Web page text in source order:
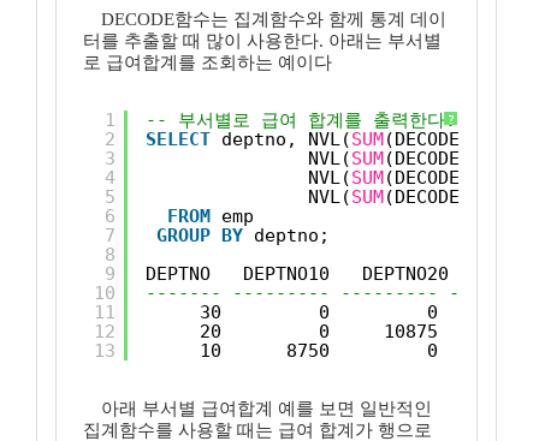
DECODE함수는 집계함수와 함께 통계 데이
터를 추출할 때 많이 사용한다. 아래는 부서별
로 급여합계를 조회하는 예이다
?
1
2
3
4
5
6
7
8
9
10
11
12
13
-- 부서별로 급여 합계를 출력한다.
SELECT deptno, NVL(SUM
NVL(SUM
NVL(SUM
NVL(SUM
FROM emp
GROUP BY deptno;
DEPTNO   DEPTNO10   DEPTNO20
------- --------- ---------
30         0         0
20         0     10875
10      8750         0
아래 부서별 급여합계 예를 보면 일반적인
집계함수를 사용할 때는 급여 합계가 행으로